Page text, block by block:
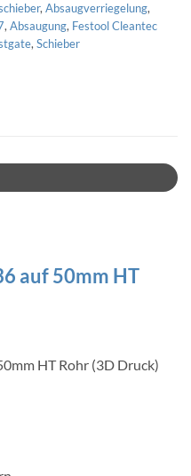
, Absaugverriegelung,
, Absaugung, Festool Cleantec
, Schieber
auf 50mm HT
HT Rohr (3D Druck)